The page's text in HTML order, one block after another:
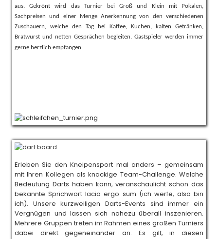
aus. Gekrönt wird das Turnier bei Groß und Klein mit Pokalen,
Sachpreisen und einer Menge Anerkennung von den verschiedenen
Zuschauern, welche den Tag bei Kaffee, Kuchen, kalten Getränken,
Bratwurst und netten Gesprächen begleiten. Gastspieler werden immer
gerne herzlich empfangen.
Erleben Sie den Kneipensport mal anders – gemeinsam
mit Ihren Kollegen als knackige Team-Challenge. Welche
Bedeutung Darts haben kann, veranschaulicht schon das
bekannte Sprichwort Iacio ergo sum (ich werfe, also bin
ich). Unsere kurzweiligen Darts-Events sind immer ein
Vergnügen und lassen sich nahezu überall inszenieren.
Mehrere Gruppen treten im Rahmen eines großen Turniers
dabei direkt gegeneinander an. Es gilt, in diesen